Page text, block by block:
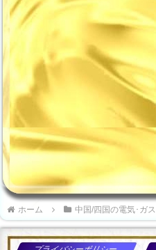
覧でご覧...
ホーム 中国/四国の電気･ガス